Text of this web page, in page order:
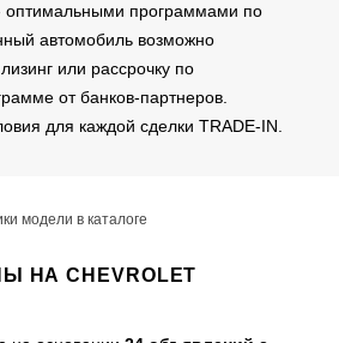
оптимальными программами по
автомобиль возможно
или рассрочку по
от банков-партнеров.
для каждой сделки TRADE-IN.
модели в каталоге
НА CHEVROLET